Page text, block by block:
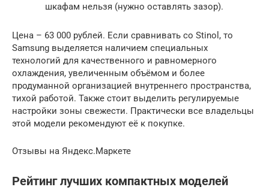
шкафам нельзя (нужно оставлять зазор).
Цена – 63 000 рублей. Если сравнивать со Stinol, то
Samsung выделяется наличием специальных
технологий для качественного и равномерного
охлаждения, увеличенным объёмом и более
продуманной организацией внутреннего пространства,
тихой работой. Также стоит выделить регулируемые
настройки зоны свежести. Практически все владельцы
этой модели рекомендуют её к покупке.
Отзывы на Яндекс.Маркете
Рейтинг лучших компактных моделей